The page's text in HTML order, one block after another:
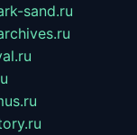
sand.ru